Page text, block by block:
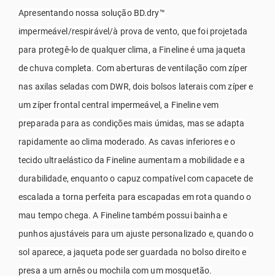
Apresentando nossa solução BD.dry™
impermeável/respirável/à prova de vento, que foi projetada
para protegê-lo de qualquer clima, a Fineline é uma jaqueta
de chuva completa. Com aberturas de ventilação com zíper
nas axilas seladas com DWR, dois bolsos laterais com zíper e
um zíper frontal central impermeável, a Fineline vem
preparada para as condições mais úmidas, mas se adapta
rapidamente ao clima moderado. As cavas inferiores e o
tecido ultraelástico da Fineline aumentam a mobilidade e a
durabilidade, enquanto o capuz compatível com capacete de
escalada a torna perfeita para escapadas em rota quando o
mau tempo chega. A Fineline também possui bainha e
punhos ajustáveis para um ajuste personalizado e, quando o
sol aparece, a jaqueta pode ser guardada no bolso direito e
presa a um arnês ou mochila com um mosquetão.